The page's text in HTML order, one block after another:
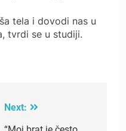
tela i dovodi nas u
tvrdi se u studiji.
Next: